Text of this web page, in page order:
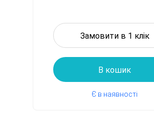
Замовити в 1 клік
В кошик
Є в наявності